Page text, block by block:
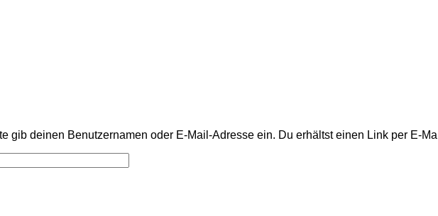
gib deinen Benutzernamen oder E-Mail-Adresse ein. Du erhältst einen Link per E-